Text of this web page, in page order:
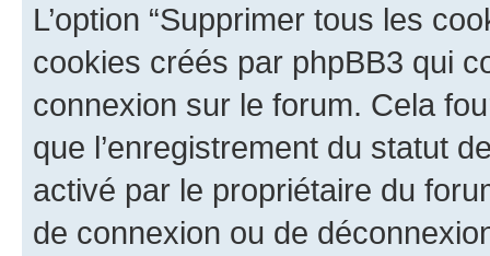
L’option “Supprimer tous les
cookies créés par phpBB3 qui
connexion sur le forum. Cela
que l’enregistrement du statut
activé par le propriétaire du
de connexion ou de